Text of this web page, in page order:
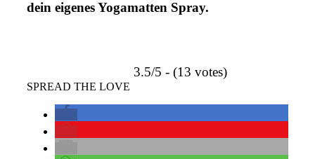
dein eigenes Yogamatten Spray.
3.5/5 - (13 votes)
SPREAD THE LOVE